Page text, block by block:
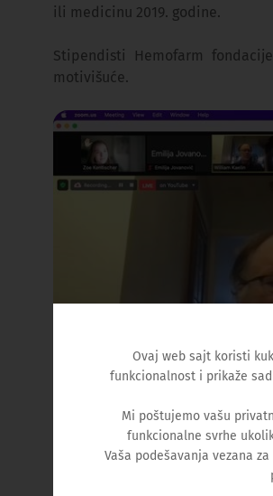
ili medicinu 2019. godine.
Stipendisti Hemofarm
motivišuće.
Ovaj web sajt koristi
funkcionalnost i prikaže
Mi poštujemo vašu
funkcionalne svrhe
Vaša podešavanja vezana